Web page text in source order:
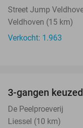
Street Jump
Veldhoven (15 km)
Verkocht: 1.963
3-gangen
De Peelproeverij
Liessel (10 km)